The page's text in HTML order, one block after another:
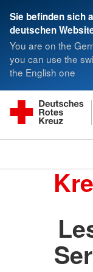
Sie befinden sich
deutschen
You are on the
you can use the
the English one